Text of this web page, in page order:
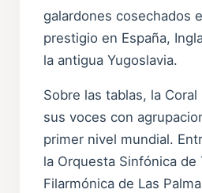
galardones cosechados
prestigio en España,
la antigua Yugoslavia.
Sobre las tablas, la
sus voces con
primer nivel mundial.
la Orquesta Sinfónica de
Filarmónica de Las